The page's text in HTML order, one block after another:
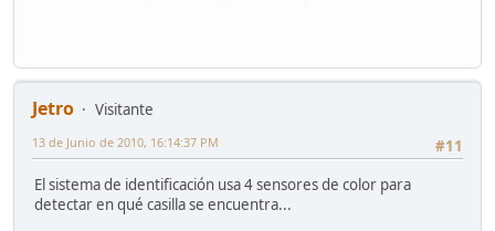
Jetro
Visitante
#11
13 de Junio de 2010, 16:14:37 PM
El sistema de identificación usa 4 sensores de color para
detectar en qué casilla se encuentra...